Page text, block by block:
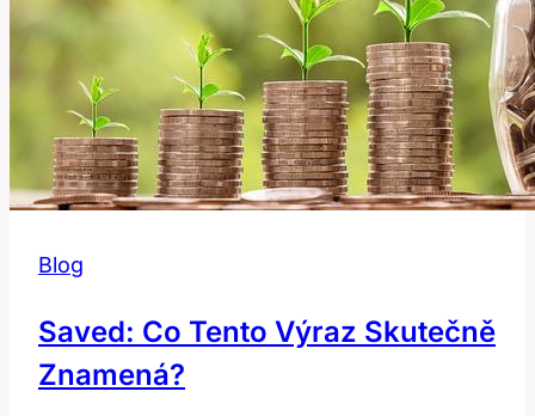
Blog
Saved: Co Tento Výraz Skutečně
Znamená?